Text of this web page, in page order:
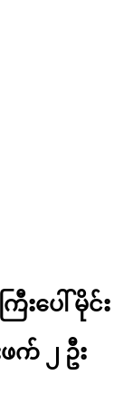
းပေါ် မိုင်း
က် ၂ ဦး